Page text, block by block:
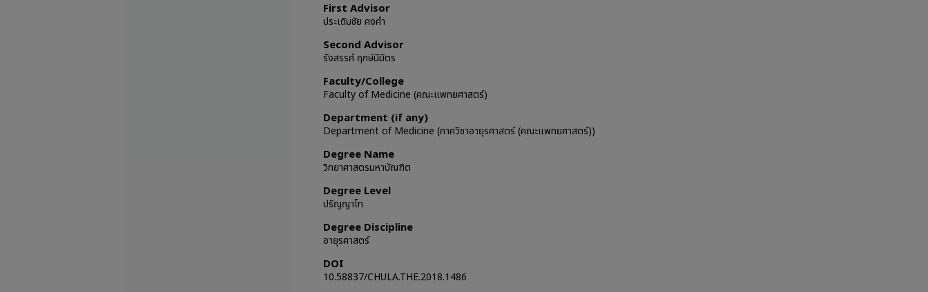
First Advisor
ประเดิมชัย คงคำ
Second Advisor
รังสรรค์ ฤกษ์นิมิตร
Faculty/College
Faculty of Medicine (คณะแพทยศาสตร์)
Department (if any)
Department of Medicine (ภาควิชาอายุรศาสตร์ (คณะแพทยศาสตร์))
Degree Name
วิทยาศาสตรมหาบัณฑิต
Degree Level
ปริญญาโท
Degree Discipline
อายุรศาสตร์
DOI
10.58837/CHULA.THE.2018.1486